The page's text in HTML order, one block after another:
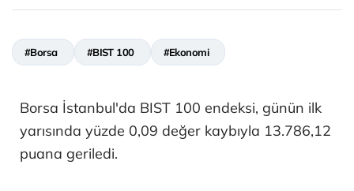
#Borsa #BIST 100 #Ekonomi
Borsa İstanbul'da BIST 100 endeksi, günün ilk
yarısında yüzde 0,09 değer kaybıyla 13.786,12
puana geriledi.